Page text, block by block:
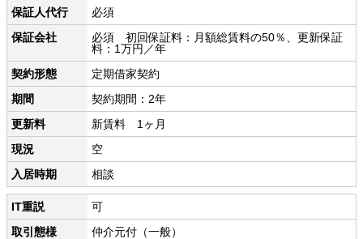
保証人代行
必須
保証会社
必須 初回保証料：月額総賃料の50％、更新保証
料：1万円／年
契約形態
定期借家契約
期間
契約期間：2年
更新料
新賃料 1ヶ月
現況
空
入居時期
相談
IT重説
可
取引態様
仲介元付（一般）